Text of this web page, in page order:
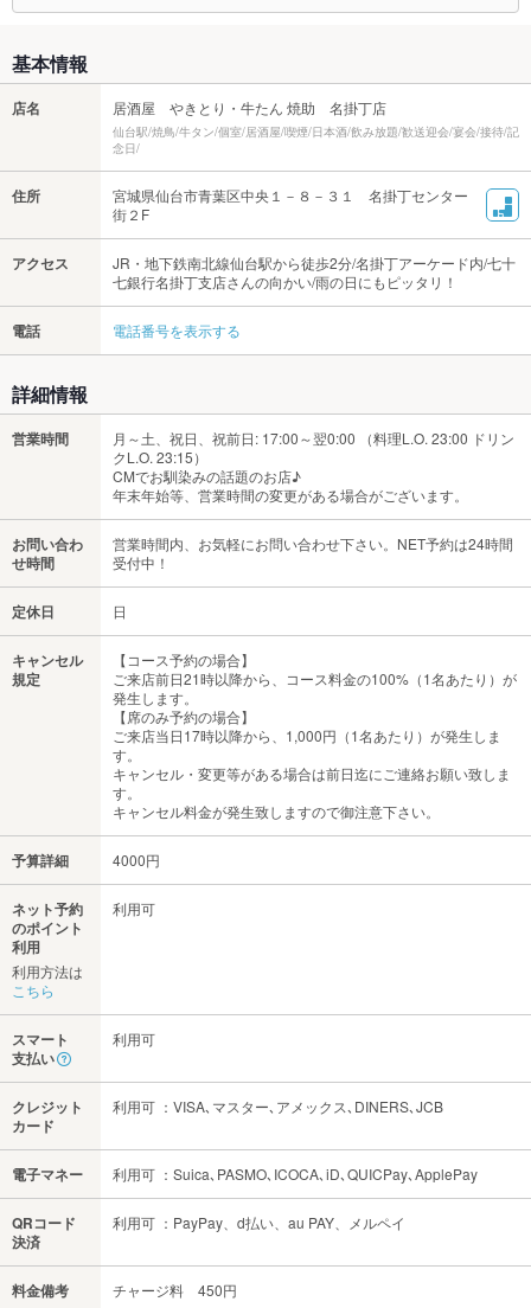
基本情報
店名 居酒屋 やきとり・牛たん 焼助 名掛丁店
仙台駅/焼鳥/牛タン/個室/居酒屋/喫煙/日本酒/飲み放題/歓送迎会/宴会/接待/記
念日/
住所
宮城県仙台市青葉区中央１－８－３１ 名掛丁センター
街２F
アクセス
JR・地下鉄南北線仙台駅から徒歩2分/名掛丁アーケード内/七十
七銀行名掛丁支店さんの向かい/雨の日にもピッタリ！
電話 電話番号を表示する
詳細情報
営業時間
月～土、祝日、祝前日: 17:00～翌0:00 （料理L.O. 23:00 ドリン
クL.O. 23:15）
CMでお馴染みの話題のお店♪
年末年始等、営業時間の変更がある場合がございます。
お問い合わ
せ時間
営業時間内、お気軽にお問い合わせ下さい。NET予約は24時間
受付中！
定休日 日
キャンセル
規定
【コース予約の場合】
ご来店前日21時以降から、コース料金の100%（1名あたり）が
発生します。
【席のみ予約の場合】
ご来店当日17時以降から、1,000円（1名あたり）が発生しま
す。
キャンセル・変更等がある場合は前日迄にご連絡お願い致しま
す。
キャンセル料金が発生致しますので御注意下さい。
予算詳細 4000円
ネット予約
のポイント
利用
利用方法は
こちら
利用可
スマート
支払い
利用可
クレジット
カード
利用可 ：VISA､マスター､アメックス､DINERS､JCB
電子マネー 利用可 ：Suica､PASMO､ICOCA､iD､QUICPay､ApplePay
QRコード
決済
利用可 ：PayPay、d払い、au PAY、メルペイ
料金備考 チャージ料 450円